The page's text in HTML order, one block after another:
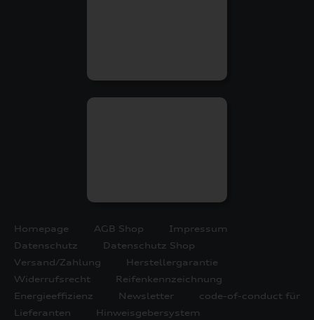
Homepage AGB Shop
Impressum
Datenschutz
Datenschutz Shop
Versand/Zahlung
Herstellergarantie
Widerrufsrecht
Reifenkennzeichnung
Energieeffizienz
Newsletter
code-of-conduct für
Lieferanten
Hinweisgebersystem